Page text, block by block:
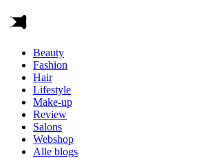
Beauty
Fashion
Hair
Lifestyle
Make-up
Review
Salons
Webshop
Alle blogs